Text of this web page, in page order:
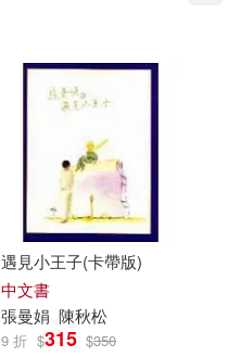
遇見小王子(卡帶版)
中文書
張曼娟 陳秋松
9 折 $315 $350